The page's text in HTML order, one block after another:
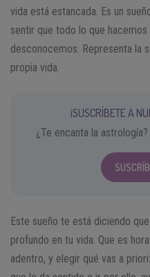
vida está estancada. Es un
sentir que todo lo que
desconocemos. Representa la
propia vida.
¡SUSCRÍBETE A
¿Te encanta la
Este sueño te está diciendo
profundo en tu vida. Que es
adentro, y elegir qué vas a